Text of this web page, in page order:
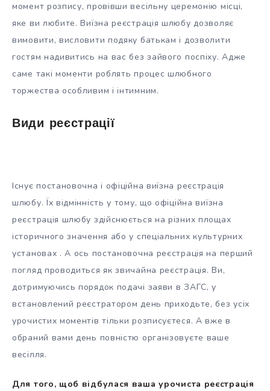
момент розпису, провівши весільну церемонію місці,
яке ви любите. Виїзна реєстрація шлюбу дозволяє
вимовити, висловити подяку батькам і дозволити
гостям надивитись на вас без зайвого поспіху. Адже
саме такі моменти роблять процес шлюбного
торжества особливим і інтимним.
Види реєстрації
Існує постановочна і офіційна виїзна реєстрація
шлюбу. Їх відмінність у тому, що офіційна виїзна
реєстрація шлюбу здійснюється на різних площах
історичного значення або у спеціальних культурних
установах . А ось постановочна реєстрація на перший
погляд проводиться як звичайна реєстрація. Ви,
дотримуючись порядок подачі заяви в ЗАГС, у
встановлений реєстратором день приходьте, без усіх
урочистих моментів тільки розписуєтеся. А вже в
обраний вами день повністю організовуєте ваше
весілля.
Для того, щоб відбулася ваша урочиста реєстрація